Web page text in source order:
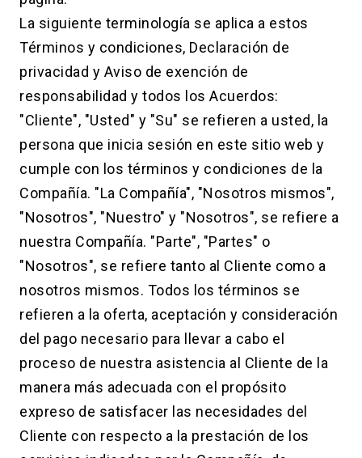
La siguiente terminología se aplica a estos
Términos y condiciones, Declaración de
privacidad y Aviso de exención de
responsabilidad y todos los Acuerdos:
"Cliente", "Usted" y "Su" se refieren a usted, la
persona que inicia sesión en este sitio web y
cumple con los términos y condiciones de la
Compañía. "La Compañía", "Nosotros mismos",
"Nosotros", "Nuestro" y "Nosotros", se refiere a
nuestra Compañía. "Parte", "Partes" o
"Nosotros", se refiere tanto al Cliente como a
nosotros mismos. Todos los términos se
refieren a la oferta, aceptación y consideración
del pago necesario para llevar a cabo el
proceso de nuestra asistencia al Cliente de la
manera más adecuada con el propósito
expreso de satisfacer las necesidades del
Cliente con respecto a la prestación de los